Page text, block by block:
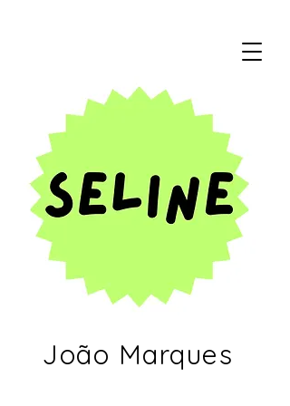
João Marques